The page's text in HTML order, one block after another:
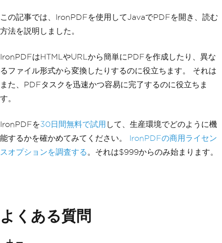
// Read all text from a PDF ge
nerated from a URL
        pdf
=
System.out .println(
"Text extra
cted from the website: "
+ text);
}
この記事では、IronPDFを使用してJavaでPDFを開き、読む
方法を説明しました。
IronPDFはHTMLやURLから簡単にPDFを作成したり、異な
るファイル形式から変換したりするのに役立ちます。 それは
また、PDFタスクを迅速かつ容易に完了するのに役立ちま
す。
IronPDFを30日間無料で試用 して、生産環境でどのように機
能するかを確かめてみてください。 IronPDFの商用ライセン
スオプションを調査する 。それは$999からのみ始まります。
よくある質問